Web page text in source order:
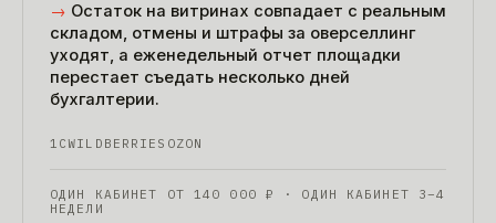
выходным.
→ Остаток на витринах совпадает с реальным
складом, отмены и штрафы за оверселлинг
уходят, а еженедельный отчет площадки
перестает съедать несколько дней
бухгалтерии.
1СWILDBERRIES OZON
ОДИН КАБИНЕТ ОТ 140 000 ₽
· ОДИН КАБИНЕТ 3–4
НЕДЕЛИ